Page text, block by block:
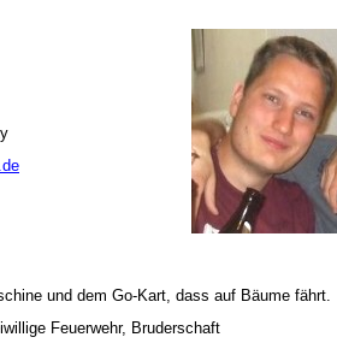
und dem Go-Kart, dass auf Bäume fährt.
Feuerwehr, Bruderschaft